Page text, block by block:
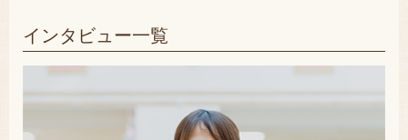
インタビュー一覧